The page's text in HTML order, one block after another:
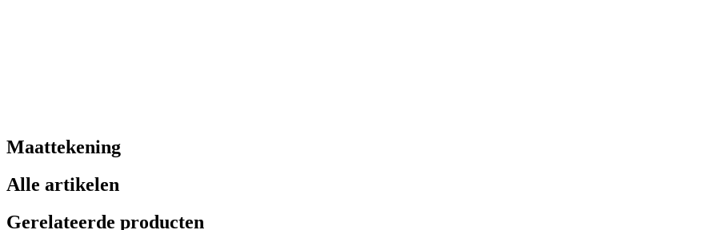
Maattekening
Alle artikelen
Gerelateerde producten